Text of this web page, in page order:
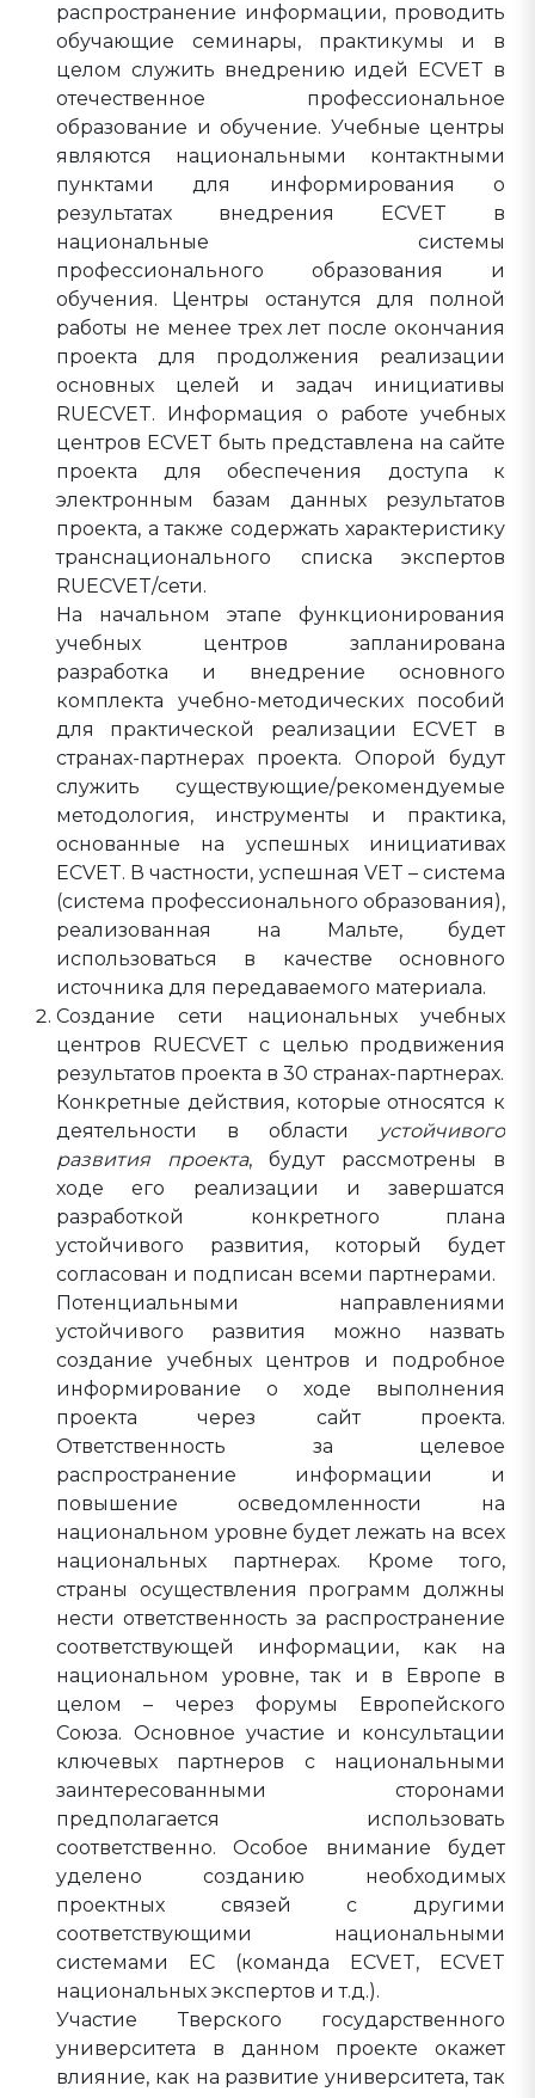
распространение информации, проводить
обучающие семинары, практикумы и в
целом служить внедрению идей ECVET в
отечественное профессиональное
образование и обучение. Учебные центры
являются национальными контактными
пунктами для информирования о
результатах внедрения ECVET в
национальные системы
профессионального образования и
обучения. Центры останутся для полной
работы не менее трех лет после окончания
проекта для продолжения реализации
основных целей и задач инициативы
RUECVET. Информация о работе учебных
центров ECVET быть представлена на сайте
проекта для обеспечения доступа к
электронным базам данных результатов
проекта, а также содержать характеристику
транснационального списка экспертов
RUECVET/сети.
На начальном этапе функционирования
учебных центров запланирована
разработка и внедрение основного
комплекта учебно-методических пособий
для практической реализации ECVET в
странах-партнерах проекта. Опорой будут
служить существующие/рекомендуемые
методология, инструменты и практика,
основанные на успешных инициативах
ECVET. В частности, успешная VET – система
(система профессионального образования),
реализованная на Мальте, будет
использоваться в качестве основного
источника для передаваемого материала.
Создание сети национальных учебных
центров RUECVET с целью продвижения
результатов проекта в 30 странах-партнерах.
Конкретные действия, которые относятся к
деятельности в области
устойчивого
развития проекта, будут рассмотрены в
ходе его реализации и завершатся
разработкой конкретного плана
устойчивого развития, который будет
согласован и подписан всеми партнерами.
Потенциальными направлениями
устойчивого развития можно назвать
создание учебных центров и подробное
информирование о ходе выполнения
проекта через сайт проекта.
Ответственность за целевое
распространение информации и
повышение осведомленности на
национальном уровне будет лежать на всех
национальных партнерах. Кроме того,
страны осуществления программ должны
нести ответственность за распространение
соответствующей информации, как на
национальном уровне, так и в Европе в
целом – через форумы Европейского
Союза. Основное участие и консультации
ключевых партнеров с национальными
заинтересованными сторонами
предполагается использовать
соответственно. Особое внимание будет
уделено созданию необходимых
проектных связей с другими
соответствующими национальными
системами ЕС (команда ECVET, ECVET
национальных экспертов и т.д.).
Участие Тверского государственного
университета в данном проекте окажет
влияние, как на развитие университета, так